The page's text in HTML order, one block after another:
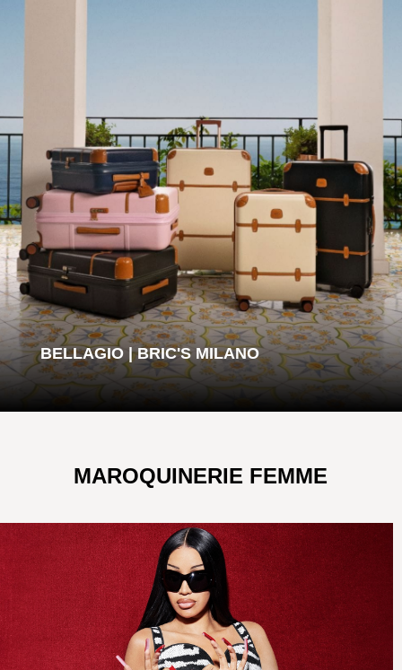
BELLAGIO | BRIC'S MILANO
MAROQUINERIE FEMME